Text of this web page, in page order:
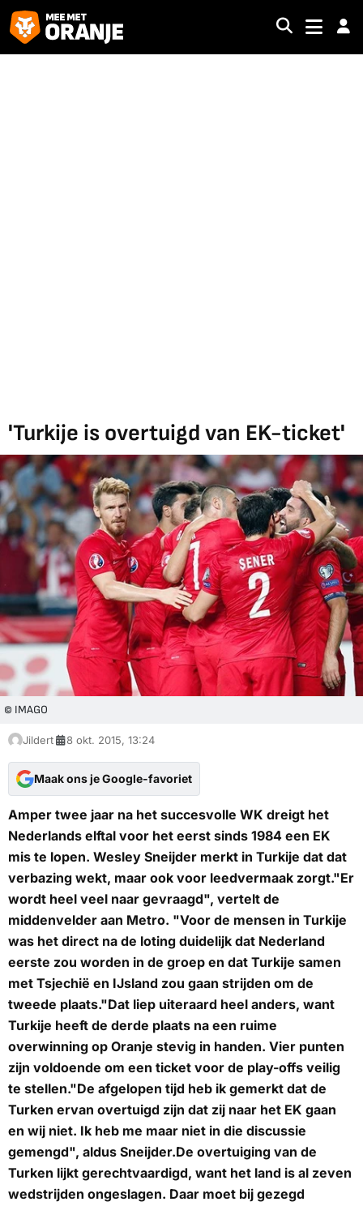
'Turkije is overtuigd van EK-ticket'
© IMAGO
Jildert 8 okt. 2015, 13:24
Maak ons je Google-favoriet
Amper twee jaar na het succesvolle WK dreigt het
Nederlands elftal voor het eerst sinds 1984 een EK
mis te lopen. Wesley Sneijder merkt in Turkije dat dat
verbazing wekt, maar ook voor leedvermaak zorgt."Er
wordt heel veel naar gevraagd", vertelt de
middenvelder aan Metro. "Voor de mensen in Turkije
was het direct na de loting duidelijk dat Nederland
eerste zou worden in de groep en dat Turkije samen
met Tsjechië en IJsland zou gaan strijden om de
tweede plaats."Dat liep uiteraard heel anders, want
Turkije heeft de derde plaats na een ruime
overwinning op Oranje stevig in handen. Vier punten
zijn voldoende om een ticket voor de play-offs veilig
te stellen."De afgelopen tijd heb ik gemerkt dat de
Turken ervan overtuigd zijn dat zij naar het EK gaan
en wij niet. Ik heb me maar niet in die discussie
gemengd", aldus Sneijder.De overtuiging van de
Turken lijkt gerechtvaardigd, want het land is al zeven
wedstrijden ongeslagen. Daar moet bij gezegd